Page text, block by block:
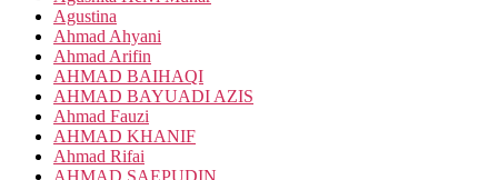
Agustina
Ahmad Ahyani
Ahmad Arifin
AHMAD BAIHAQI
AHMAD BAYUADI AZIS
Ahmad Fauzi
AHMAD KHANIF
Ahmad Rifai
AHMAD SAEPUDIN